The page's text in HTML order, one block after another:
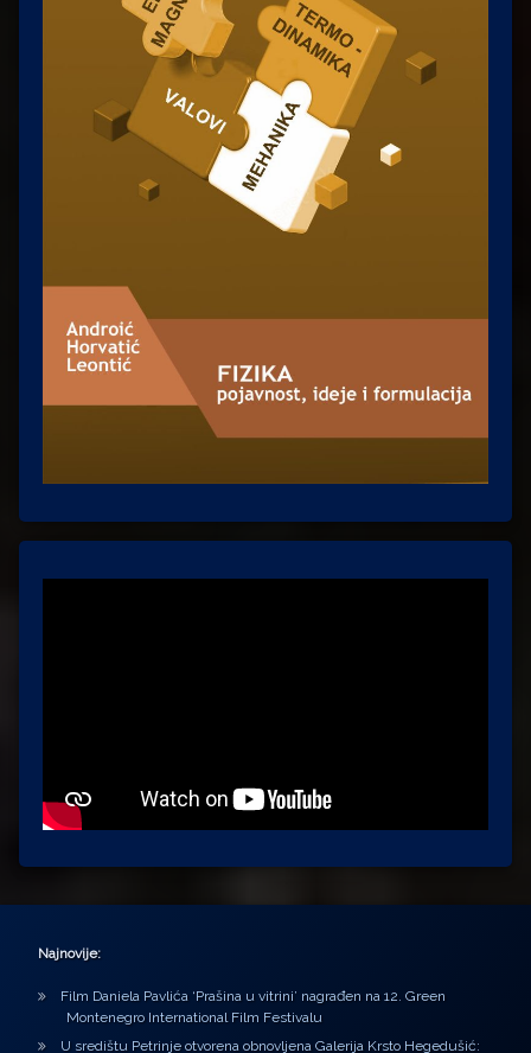
Najnovije:
Film Daniela Pavlića ‘Prašina u vitrini’ nagrađen na 12. Green
Montenegro International Film Festivalu
U središtu Petrinje otvorena obnovljena Galerija Krsto Hegedušić: